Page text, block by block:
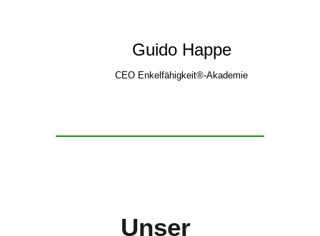
Guido Happe
CEO Enkelfähigkeit®-Akademie
Unser